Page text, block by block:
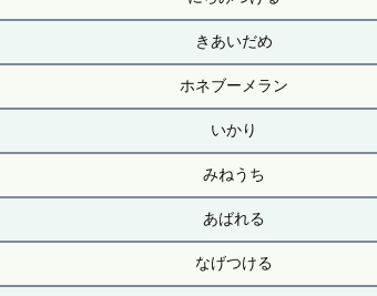
きあいだめ
ホネブーメラン
いかり
みねうち
あばれる
なげつける